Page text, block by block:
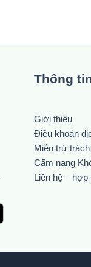
Thông
Giới thiệu
Điều khoản
Miễn trừ
Cẩm nang
Liên hệ – hợp